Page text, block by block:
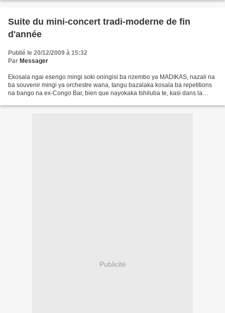
Suite du mini-concert tradi-moderne de fin
d'année
Publié le 20/12/2009 à 15:32
Par Messager
Ekosala ngai esengo mingi soki oningisi ba nzembo ya MADIKAS, nazali na
ba souvenir mingi ya orchestre wana, tangu bazalaka kosala ba repetitions
na bango na ex-Congo Bar, bien que nayokaka tshiluba te, kasi dans la
Publicité